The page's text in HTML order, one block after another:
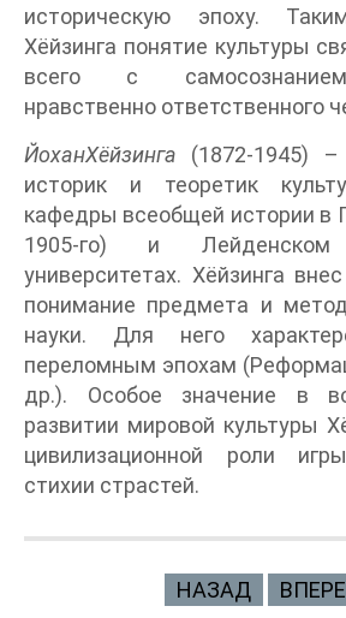
историческую эпоху.
Хёйзинга понятие культуры
всего с
нравственно ответственного
ЙоханХёйзинга (1872-1945) –
историк и теоретик
кафедры всеобщей истории в
1905-го) и
университетах. Хёйзинга
понимание предмета и
науки. Для него
переломным эпохам
др.). Особое значение в
развитии мировой культуры
цивилизационной роли
стихии страстей.
НАЗАД